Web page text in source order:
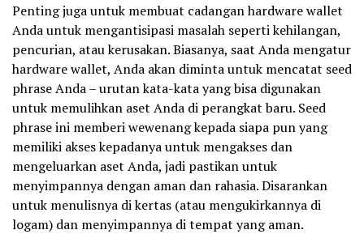
Penting juga untuk membuat cadangan hardware wallet
Anda untuk mengantisipasi masalah seperti kehilangan,
pencurian, atau kerusakan. Biasanya, saat Anda mengatur
hardware wallet, Anda akan diminta untuk mencatat seed
phrase Anda – urutan kata-kata yang bisa digunakan
untuk memulihkan aset Anda di perangkat baru. Seed
phrase ini memberi wewenang kepada siapa pun yang
memiliki akses kepadanya untuk mengakses dan
mengeluarkan aset Anda, jadi pastikan untuk
menyimpannya dengan aman dan rahasia. Disarankan
untuk menulisnya di kertas (atau mengukirkannya di
logam) dan menyimpannya di tempat yang aman.